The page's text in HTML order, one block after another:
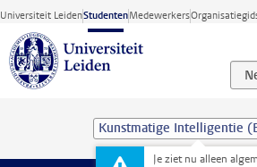
Ga direct naar de inhoud
Universiteit LeidenStudentenMedewerkers
Je ziet nu alleen